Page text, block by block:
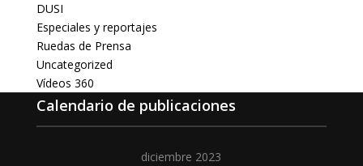
DUSI
Especiales y reportajes
Ruedas de Prensa
Uncategorized
Vídeos 360
Calendario de publicaciones
diciembre 2023